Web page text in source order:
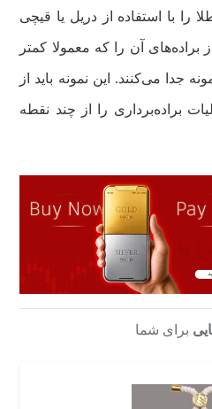
را با استفاده از دریل یا قیچی
آن را که معمولا کمتر
جدا می‌کنند. این نمونه باید از
براده‌برداری را از چند نقطه
برای شما